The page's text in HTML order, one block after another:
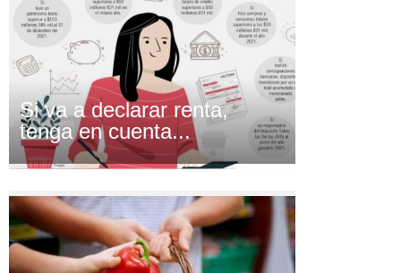
Si va a declarar renta,
tenga en cuenta...